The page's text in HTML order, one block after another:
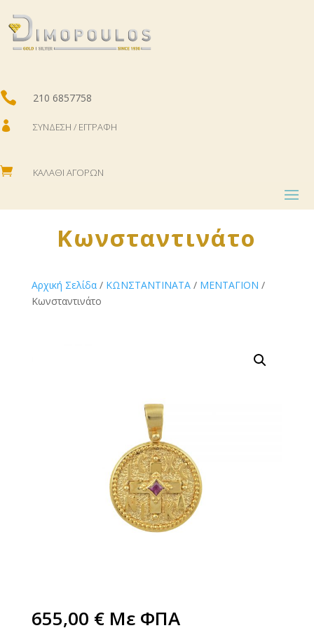
 210 6857758
 ΣΎΝΔΕΣΗ / ΕΓΓΡΑΦΉ
 ΚΑΛΆΘΙ ΑΓΟΡΏΝ
Κωνσταντινάτο
Αρχική Σελίδα/ ΚΩNΣΤΑΝΤΙΝΑΤΑ/ ΜΕΝΤΑΓΙΟΝ /
Κωνσταντινάτο
655,00 € Με ΦΠΑ